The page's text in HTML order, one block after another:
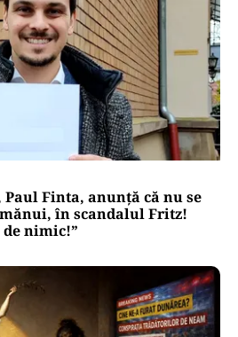
Finta, anunță că nu se
în scandalul Fritz!
de nimic!”